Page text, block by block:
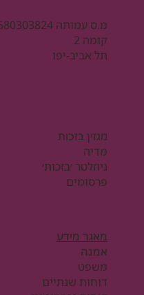
קומה 2
תל אביב-יפו
מגזין בזכות
מדיה
ניוזלטר ׳בזכות׳
פרסומים
מאגר מידע
אמנה
משפט
דוחות שנתיים